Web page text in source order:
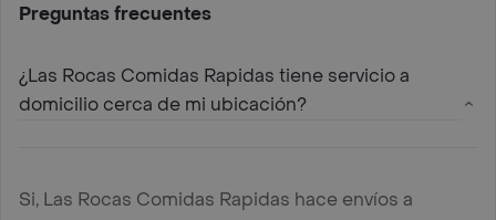
Preguntas frecuentes
¿Las Rocas Comidas Rapidas tiene servicio a
domicilio cerca de mi ubicación?
Si, Las Rocas Comidas Rapidas hace envíos a